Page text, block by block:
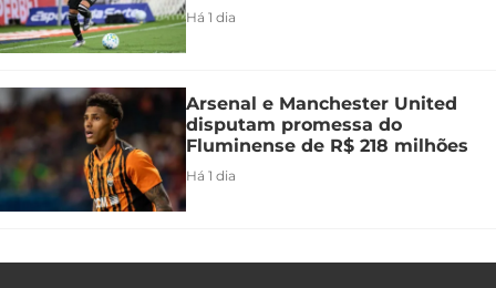
Há 1 dia
Arsenal e Manchester United
disputam promessa do
Fluminense de R$ 218 milhões
Há 1 dia